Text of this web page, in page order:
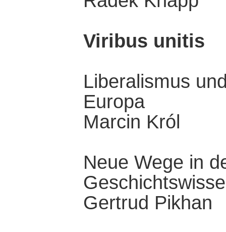
Viribus unitis
Liberalismus
Europa
Marcin Król
Neue Wege in
Gertrud Pikhan